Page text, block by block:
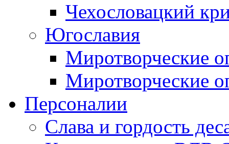
Чехословацкий
Югославия
Миротворческие
Миротворческие
Персоналии
Слава и гордость